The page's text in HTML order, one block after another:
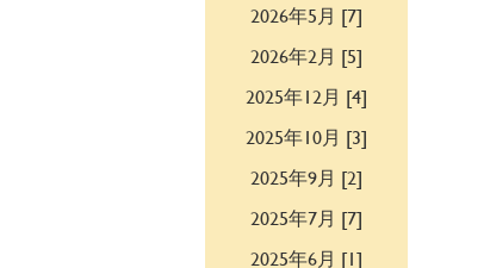
2026年5月 [7]
2026年2月 [5]
2025年12月 [4]
2025年10月 [3]
2025年9月 [2]
2025年7月 [7]
2025年6月 [1]